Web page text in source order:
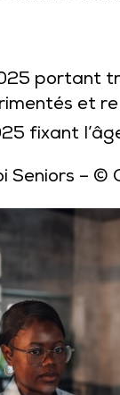
portant
et
fixant
Seniors – ©